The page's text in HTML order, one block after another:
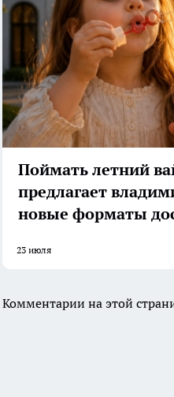
Поймать летний
предлагает
новые форматы
23 июля
Комментарии на этой